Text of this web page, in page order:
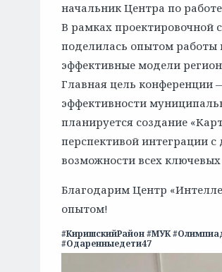
начальник Центра по
В рамках проектировочной
поделилась опытом работы
эффективные модели
Главная цель конференции
эффективности
планируется создание
перспективой интеграции
возможности всех
Благодарим Центр
опытом!
#КиришскийРайон #МУК
#Одаренныедети47